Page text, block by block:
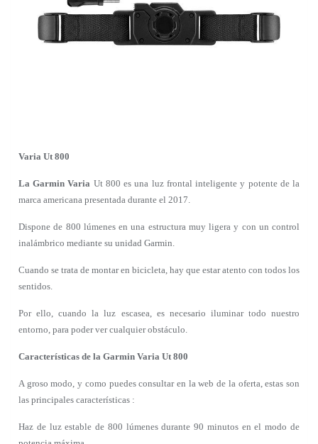
Varia Ut 800
La Garmin Varia Ut 800 es una luz frontal inteligente y potente de la
marca americana presentada durante el 2017.
Dispone de 800 lúmenes en una estructura muy ligera y con un control
inalámbrico mediante su unidad Garmin.
Cuando se trata de montar en bicicleta, hay que estar atento con todos los
sentidos.
Por ello, cuando la luz escasea, es necesario iluminar todo nuestro
entorno, para poder ver cualquier obstáculo.
Características de la Garmin Varia Ut 800
A groso modo, y como puedes consultar en la web de la oferta, estas son
las principales características :
Haz de luz estable de 800 lúmenes durante 90 minutos en el modo de